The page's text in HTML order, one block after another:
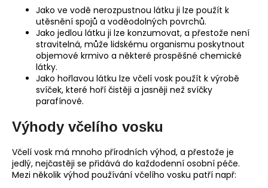
Jako ve vodě nerozpustnou látku ji lze použít k
utěsnění spojů a voděodolných povrchů.
Jako jedlou látku ji lze konzumovat, a přestože není
stravitelná, může lidskému organismu poskytnout
objemové krmivo a některé prospěšné chemické
látky.
Jako hořlavou látku lze včelí vosk použít k výrobě
svíček, které hoří čistěji a jasněji než svíčky
parafínové.
Výhody včelího vosku
Včelí vosk má mnoho přírodních výhod, a přestože je
jedlý, nejčastěji se přidává do každodenní osobní péče.
Mezi několik výhod používání včelího vosku patří např: